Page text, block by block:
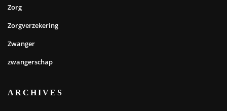
Zorg
Zorgverzekering
Zwanger
zwangerschap
ARCHIVES